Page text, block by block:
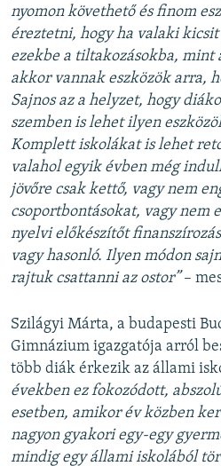
nyomon követhető és finom
éreztetni, hogy ha valaki
ezekbe a tiltakozásokba, mint
akkor vannak eszközök arra,
Sajnos az a helyzet, hogy
szemben is lehet ilyen
Komplett iskolákat is lehet
valahol egyik évben még
jövőre csak kettő, vagy nem
csoportbontásokat, vagy nem
nyelvi előkészítőt
vagy hasonló. Ilyen módon
rajtuk csattanni az ostor”–
Szilágyi Márta, a budapesti
Gimnázium igazgatója arról
több diák érkezik az állami
években ez fokozódott,
esetben, amikor év közben
nagyon gyakori egy-egy
mindig egy állami iskolából